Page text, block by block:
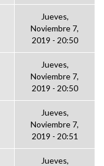
Jueves,
Noviembre 7,
2019 - 20:50
Jueves,
Noviembre 7,
2019 - 20:50
Jueves,
Noviembre 7,
2019 - 20:51
Jueves,